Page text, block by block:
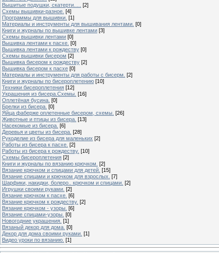
Вышитые подушки, скатерти.....
[2]
Схемы вышивки-разное. [4]
Программы для вышивки. [1]
Материалы и инструменты для вышивания лентами. [0]
Книги и журналы по вышивке лентами [3]
Схемы вышивки лентами [0]
Вышивка лентами к пасхе. [0]
Вышивка лентами к рождеству [0]
Схемы вышивки бисером [2]
Вышивка бисером к рождеству [2]
Вышивка бисером к пасхе [0]
Материалы и инструменты для работы с бисерм. [2]
Книги и журналы по бисероплетению [10]
Техники бисероплетения [12]
Украшения из бисера.Схемы. [16]
Оплетёная бусина. [0]
Брелки из бисера. [0]
Яйца фаберже оплетенные бисером, схемы. [26]
Животные и птицы из бисера. [13]
Насекомые из бисера. [6]
Деревья и цветы из бисера. [28]
Рукоделие из бисера для маленьких [2]
Работы из бисера к пасхе. [2]
Работы из бисера к рождеству. [10]
Схемы бисероплетения [2]
Книги и журналы по вязанию крючком. [2]
Вязание крючком и спицами для детей. [15]
Вязание спицами и крючком для взрослых. [7]
Шарфики, накидки, болеро.. крючком и спицами. [2]
Игрушки своими руками. [2]
Вязание крючком к пасхе. [6]
Вязание крючком к рождеству. [2]
Вязание крючком - узоры. [6]
Вязание спицами-узоры. [0]
Новогодние украшения. [1]
Вязаный декор для дома. [0]
Декор для дома своими руками. [1]
Видео уроки по вязанию. [1]